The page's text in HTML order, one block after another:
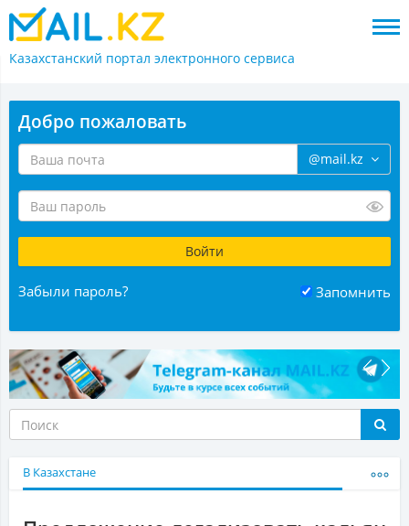
Казахстанский портал электронного сервиса
Добро пожаловать
@mail.kz
Забыли пароль? Запомнить
В Казахстане